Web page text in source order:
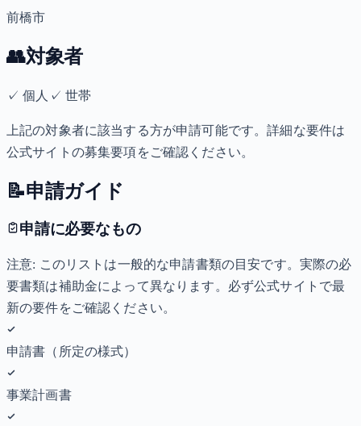
前橋市
👥対象者
✓個人 ✓ 世帯
上記の対象者に該当する方が申請可能です。詳細な要件は
公式サイトの募集要項をご確認ください。
📝申請ガイド
申請に必要なもの
注意: このリストは一般的な申請書類の目安です。実際の必
要書類は補助金によって異なります。必ず公式サイトで最
新の要件をご確認ください。
申請書（所定の様式）
事業計画書